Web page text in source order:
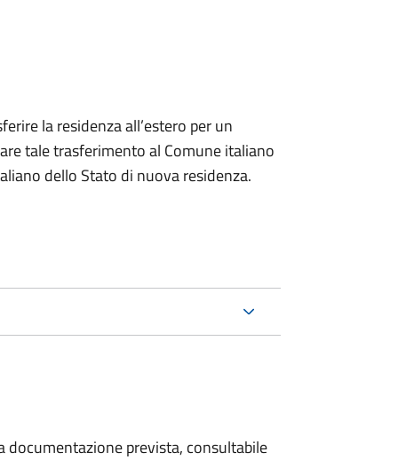
la residenza all’estero per un
tale trasferimento al Comune italiano
dello Stato di nuova residenza.
prevista, consultabile